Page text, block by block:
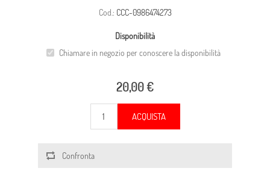
Cod.: CCC-0986474273
Disponibilità
Chiamare in negozio per conoscere la disponibilità
20,00 €
ACQUISTA
Confronta